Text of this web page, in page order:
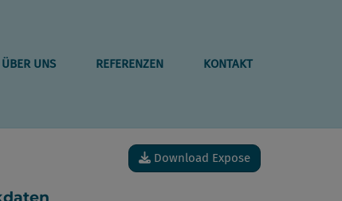
ÜBER UNS REFERENZEN KONTAKT
Download Expose